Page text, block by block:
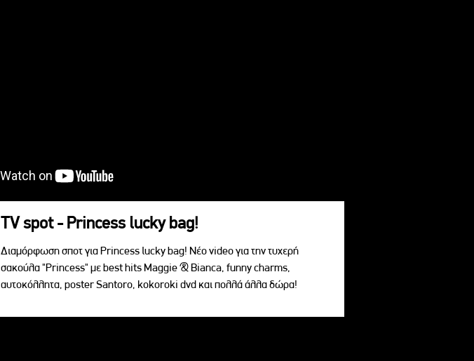
TV spot - Princess lucky bag!
Διαμόρφωση σποτ για Princess lucky bag! Νέο video για την τυχερή
σακούλα "Princess" με best hits Maggie & Bianca, funny charms,
αυτoκόλλητα, poster Santoro, kokoroki dvd και πολλά άλλα δώρα!